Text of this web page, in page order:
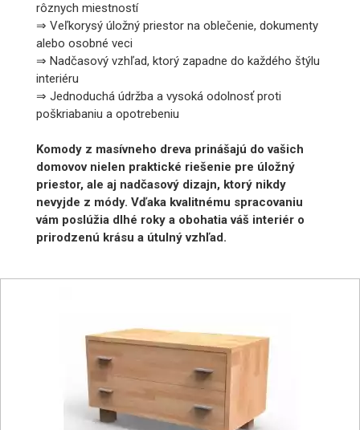
rôznych miestností
⇒ Veľkorysý úložný priestor na oblečenie, dokumenty
alebo osobné veci
⇒ Nadčasový vzhľad, ktorý zapadne do každého štýlu
interiéru
⇒ Jednoduchá údržba a vysoká odolnosť proti
poškriabaniu a opotrebeniu
Komody z masívneho dreva prinášajú do vašich
domovov nielen praktické riešenie pre úložný
priestor, ale aj nadčasový dizajn, ktorý nikdy
nevyjde z módy. Vďaka kvalitnému spracovaniu
vám poslúžia dlhé roky a obohatia váš interiér o
prirodzenú krásu a útulný vzhľad.